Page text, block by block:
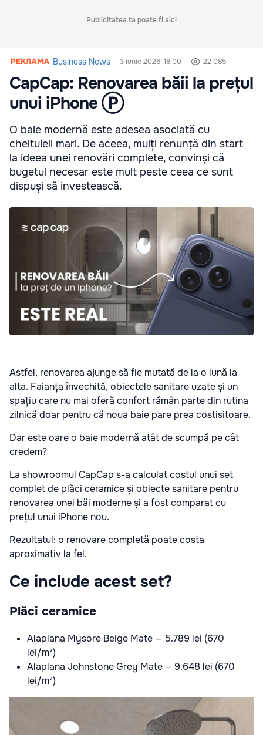
Publicitatea ta poate fi aici
Business News 3 iunie 2026, 18:00 22 085
CapCap: Renovarea băii la prețul
unui iPhone Ⓟ
O baie modernă este adesea asociată cu
cheltuieli mari. De aceea, mulți renunță din start
la ideea unei renovări complete, convinși că
bugetul necesar este mult peste ceea ce sunt
dispuși să investească.
Astfel, renovarea ajunge să fie mutată de la o lună la
alta. Faianța învechită, obiectele sanitare uzate și un
spațiu care nu mai oferă confort rămân parte din rutina
zilnică doar pentru că noua baie pare prea costisitoare.
Dar este oare o baie modernă atât de scumpă pe cât
credem?
La showroomul CapCap s-a calculat costul unui set
complet de plăci ceramice și obiecte sanitare pentru
renovarea unei băi moderne și a fost comparat cu
prețul unui iPhone nou.
Rezultatul: o renovare completă poate costa
aproximativ la fel.
Ce include acest set?
Plăci ceramice
Alaplana Mysore Beige Mate — 5.789 lei (670
lei/m²)
Alaplana Johnstone Grey Mate — 9.648 lei (670
lei/m²)